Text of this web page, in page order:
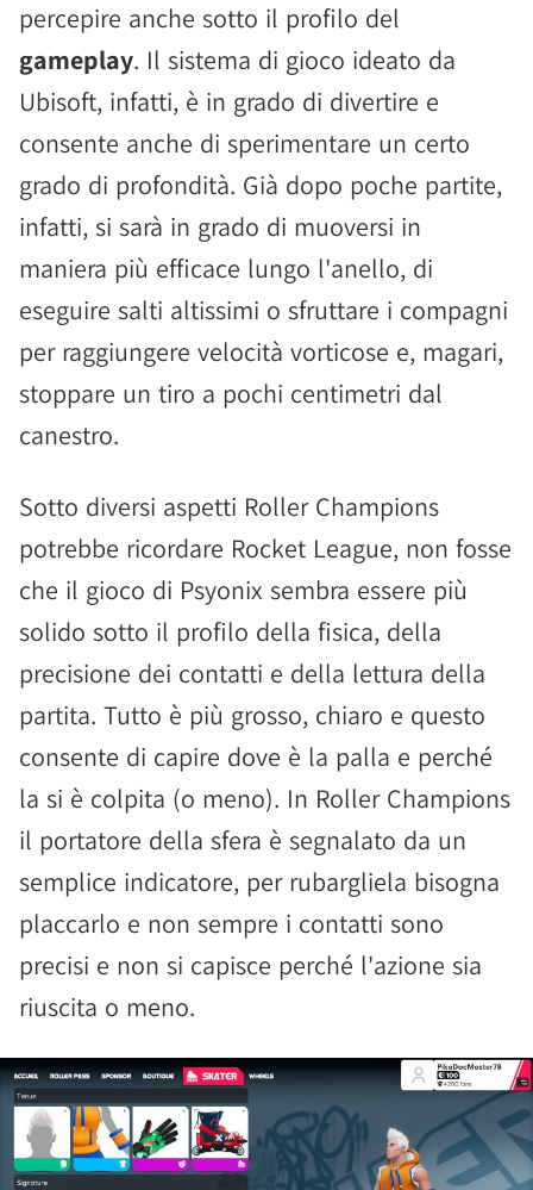
percepire anche sotto il profilo del
gameplay. Il sistema di gioco ideato da
Ubisoft, infatti, è in grado di divertire e
consente anche di sperimentare un certo
grado di profondità. Già dopo poche partite,
infatti, si sarà in grado di muoversi in
maniera più efficace lungo l'anello, di
eseguire salti altissimi o sfruttare i compagni
per raggiungere velocità vorticose e, magari,
stoppare un tiro a pochi centimetri dal
canestro.
Sotto diversi aspetti Roller Champions
potrebbe ricordare Rocket League, non fosse
che il gioco di Psyonix sembra essere più
solido sotto il profilo della fisica, della
precisione dei contatti e della lettura della
partita. Tutto è più grosso, chiaro e questo
consente di capire dove è la palla e perché
la si è colpita (o meno). In Roller Champions
il portatore della sfera è segnalato da un
semplice indicatore, per rubargliela bisogna
placcarlo e non sempre i contatti sono
precisi e non si capisce perché l'azione sia
riuscita o meno.